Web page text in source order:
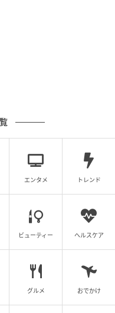
てきたか、私たちは
した。過去に振り回
関係を大切にしよう
よう固有名詞などに
。
性の体を知って、毎
一生をサポートする
女性の毎日がもっと
エンタメ トレンド
ビューティー ヘルスケア
グルメ おでかけ